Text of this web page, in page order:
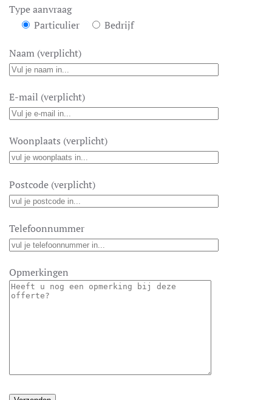
Type aanvraag
Particulier
Bedrijf
Naam (verplicht)
E-mail (verplicht)
Woonplaats (verplicht)
Postcode (verplicht)
Telefoonnummer
Opmerkingen